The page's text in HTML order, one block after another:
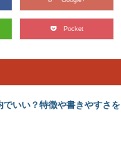
Pocket
いい？特徴や書きやすさを